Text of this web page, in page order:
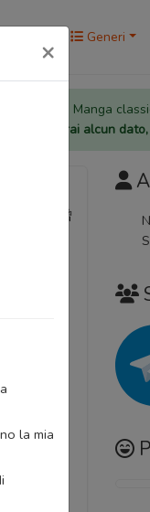
Generi
invece, per i Manga
non perderai alcun
×
la mia
, 如果不曾